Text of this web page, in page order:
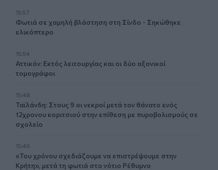
15:57
Φωτιά σε χαμηλή βλάστηση στη Σίνδο - Σηκώθηκε
ελικόπτερο
15:54
Αττικόν: Εκτός λειτουργίας και οι δύο αξονικοί
τομογράφοι
15:48
Ταϊλάνδη: Στους 9 οι νεκροί μετά τον θάνατο ενός
12χρονου κοριτσιού στην επίθεση με πυροβολισμούς σε
σχολείο
15:40
«Του χρόνου σχεδιάζουμε να επιστρέψουμε στην
Κρήτη», μετά τη φωτιά στο νότιο Ρέθυμνο